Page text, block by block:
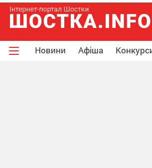
Новини Афіша